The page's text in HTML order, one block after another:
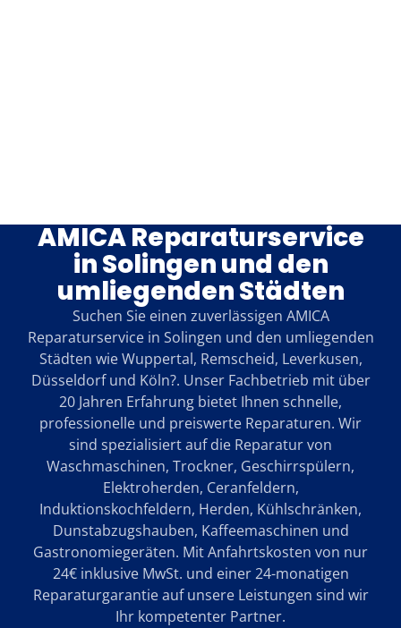
AMICA Reparaturservice
in Solingen und den
umliegenden Städten
Suchen Sie einen zuverlässigen AMICA
Reparaturservice in Solingen und den umliegenden
Städten wie Wuppertal, Remscheid, Leverkusen,
Düsseldorf und Köln?. Unser Fachbetrieb mit über
20 Jahren Erfahrung bietet Ihnen schnelle,
professionelle und preiswerte Reparaturen. Wir
sind spezialisiert auf die Reparatur von
Waschmaschinen, Trockner, Geschirrspülern,
Elektroherden, Ceranfeldern,
Induktionskochfeldern, Herden, Kühlschränken,
Dunstabzugshauben, Kaffeemaschinen und
Gastronomiegeräten. Mit Anfahrtskosten von nur
24€ inklusive MwSt. und einer 24-monatigen
Reparaturgarantie auf unsere Leistungen sind wir
Ihr kompetenter Partner.